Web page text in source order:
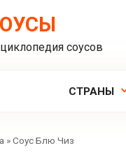
соусов
СТРАНЫ
»Соус Блю Чиз